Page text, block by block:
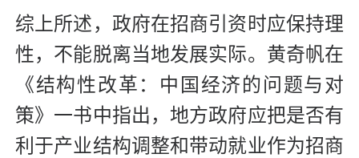
综上所述，政府在招商引资时应保持理
性，不能脱离当地发展实际。黄奇帆在
《结构性改革：中国经济的问题与对
策》一书中指出，地方政府应把是否有
利于产业结构调整和带动就业作为招商